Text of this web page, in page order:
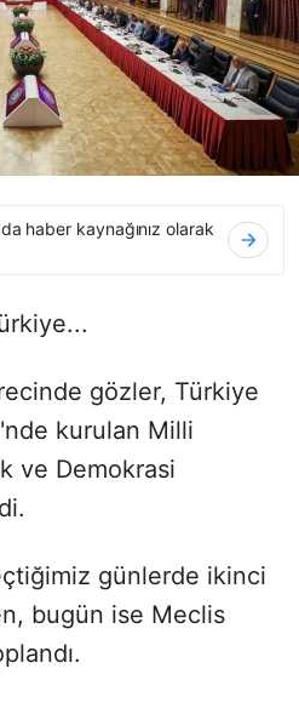
haber kaynağınız olarak
gözler, Türkiye
kurulan Milli
ve Demokrasi
günlerde ikinci
bugün ise Meclis